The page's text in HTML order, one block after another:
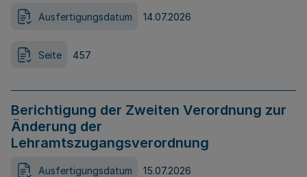
Ausfertigungsdatum 14.07.2026
Seite 457
Berichtigung der Zweiten Verordnung zur
Änderung der
Lehramtszugangsverordnung
Ausfertigungsdatum 15.07.2026